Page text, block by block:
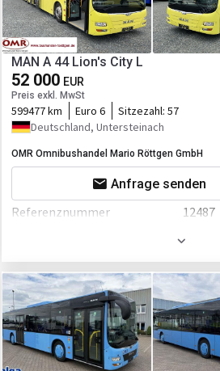
Kabine
Nebelscheinwerfer
El.Spiegel
Zentralverriegelung
Klimaanlage
Heizung
Retarder/Intarder
ASR
Fahrgestell/Federung
ABS
Kabine
Klimaanlage
MAN A 44 Lion's City L
52 000 EUR
Preis exkl. MwSt
599477 km Euro 6 Sitzezahl: 57
Deutschland, Untersteinach
OMR Omnibushandel Mario Röttgen GmbH
Anfrage senden
Referenznummer
12487
Gesamtgewicht
14922
Länge
14700
Breite
2980
Höhe
2500